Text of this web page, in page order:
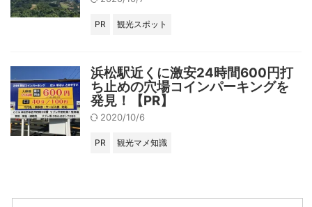
PR 観光スポット
浜松駅近くに激安24時間600円打
ち止めの穴場コインパーキングを
発見！【PR】
2020/10/6
PR 観光マメ知識